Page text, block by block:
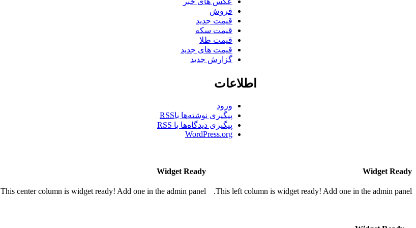
فروش
قیمت جدید
قیمت سکه
قیمت طلا
قیمت های جدید
گزارش جدید
اطلاعات
ورود
پیگیری نوشته‌ها باRSS
پیگیری دیدگاه‌ها با RSS
WordPress.org
Widget Ready
This left column is widget ready! Add one in the admin panel.
Widget Ready
This center column is widget ready! Add one in the admin panel.